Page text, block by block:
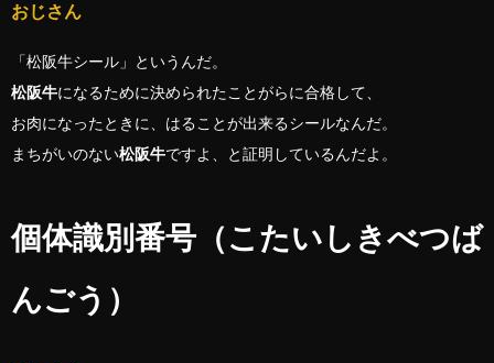
おじさん
「松阪牛シール」というんだ。
松阪牛になるために決められたことがらに合格して、
お肉になったときに、はることが出来るシールなんだ。
まちがいのない松阪牛ですよ、と証明しているんだよ。
個体識別番号（こたいしきべつば
んごう）